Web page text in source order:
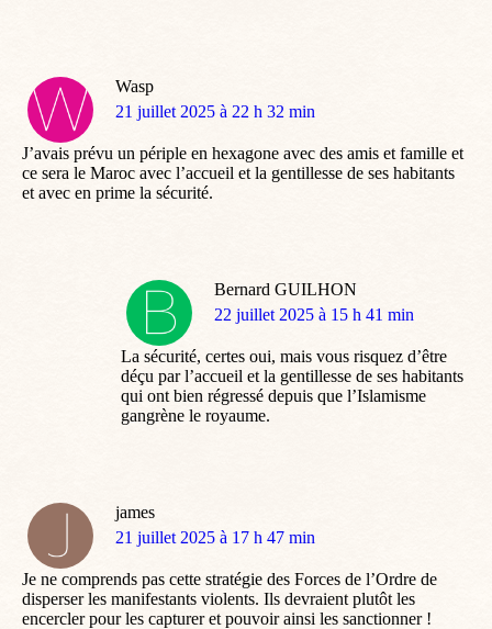
Wasp
dit
21 juillet 2025 à 22 h 32 min
J’avais prévu un périple en hexagone avec des amis et famille et
ce sera le Maroc avec l’accueil et la gentillesse de ses habitants
et avec en prime la sécurité.
Bernard GUILHON
dit
22 juillet 2025 à 15 h 41 min
La sécurité, certes oui, mais vous risquez d’être
déçu par l’accueil et la gentillesse de ses habitants
qui ont bien régressé depuis que l’Islamisme
gangrène le royaume.
james
dit
21 juillet 2025 à 17 h 47 min
Je ne comprends pas cette stratégie des Forces de l’Ordre de
disperser les manifestants violents. Ils devraient plutôt les
encercler pour les capturer et pouvoir ainsi les sanctionner !